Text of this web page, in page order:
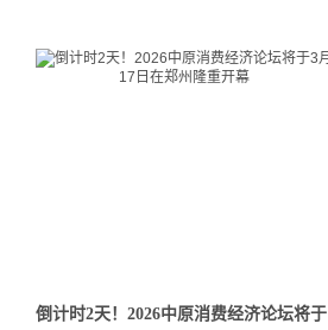
倒计时2天！2026中原消费经济论坛将于